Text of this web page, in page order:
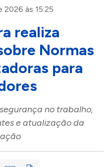
2026 às 15:25
realiza
Normas
para
no trabalho,
e atualização da